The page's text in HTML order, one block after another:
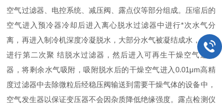
空气过滤器、电控系统、减压阀、露点仪等部分组成。压缩后的
空气进入预冷器冷却后进入离心脱水过滤器中进行*次水气分
离，再进入制冷机深度冷凝脱水，大部分水气被凝结成水，空气
进行第二次聚 结脱水过滤器，然后进入可再生干燥空气过滤
器，将剩余水气吸附，吸附脱水后的干燥空气进入0.01μm高精
度过滤器中去除微粒后经稳压阀输送到需要干燥气体的设备中，
空气发生器以保证变压器不会因杂质降低绝缘强度。露点检测仪